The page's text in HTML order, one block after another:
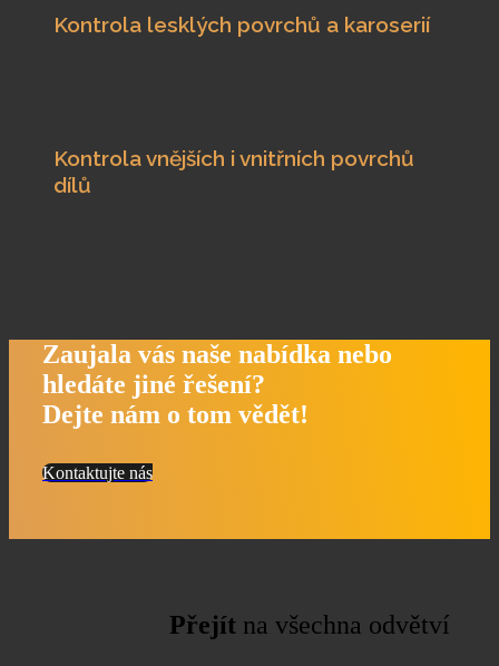
Kontrola lesklých povrchů a karoserií
Kontrola vnějších i vnitřních povrchů
dílů
Zaujala vás naše nabídka nebo
hledáte jiné řešení?
Dejte nám o tom vědět!
Kontaktujte nás
Přejít na všechna odvětví